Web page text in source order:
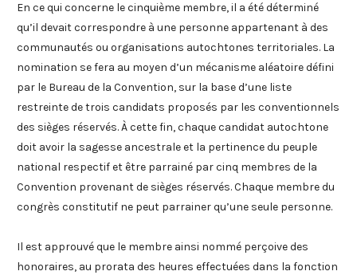
En ce qui concerne le cinquième membre, il a été déterminé
qu’il devait correspondre à une personne appartenant à des
communautés ou organisations autochtones territoriales. La
nomination se fera au moyen d’un mécanisme aléatoire défini
par le Bureau de la Convention, sur la base d’une liste
restreinte de trois candidats proposés par les conventionnels
des sièges réservés. À cette fin, chaque candidat autochtone
doit avoir la sagesse ancestrale et la pertinence du peuple
national respectif et être parrainé par cinq membres de la
Convention provenant de sièges réservés. Chaque membre du
congrès constitutif ne peut parrainer qu’une seule personne.
Il est approuvé que le membre ainsi nommé perçoive des
honoraires, au prorata des heures effectuées dans la fonction